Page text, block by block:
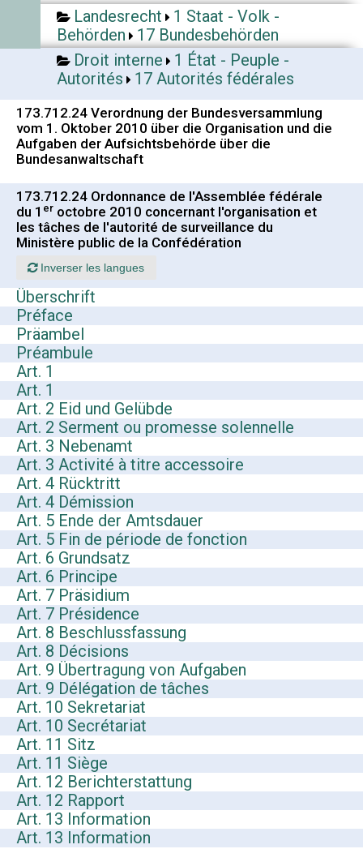
Landesrecht
1 Staat - Volk -
Behörden
17 Bundesbehörden
Droit interne
1 État - Peuple -
Autorités
17 Autorités fédérales
173.712.24 Verordnung der Bundesversammlung
vom 1. Oktober 2010 über die Organisation und die
Aufgaben der Aufsichtsbehörde über die
Bundesanwaltschaft
173.712.24 Ordonnance de l'Assemblée fédérale
du 1 er octobre 2010 concernant l'organisation et
les tâches de l'autorité de surveillance du
Ministère public de la Confédération
Inverser les langues
Überschrift
Préface
Präambel
Préambule
Art. 1
Art. 1
Art. 2 Eid und Gelübde
Art. 2 Serment ou promesse solennelle
Art. 3 Nebenamt
Art. 3 Activité à titre accessoire
Art. 4 Rücktritt
Art. 4 Démission
Art. 5 Ende der Amtsdauer
Art. 5 Fin de période de fonction
Art. 6 Grundsatz
Art. 6 Principe
Art. 7 Präsidium
Art. 7 Présidence
Art. 8 Beschlussfassung
Art. 8 Décisions
Art. 9 Übertragung von Aufgaben
Art. 9 Délégation de tâches
Art. 10 Sekretariat
Art. 10 Secrétariat
Art. 11 Sitz
Art. 11 Siège
Art. 12 Berichterstattung
Art. 12 Rapport
Art. 13 Information
Art. 13 Information